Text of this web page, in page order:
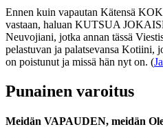
Ennen kuin vapautan Kätensä
vastaan, haluan KUTSUA
Neuvojiani, jotka annan tässä
pelastuvan ja palatsevansa Kotiini,
on poistunut ja missä hän nyt on. (
Punainen varoitus
Meidän VAPAUDEN, meidän